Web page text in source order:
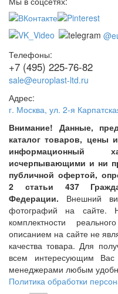
Телефоны:
+7 (495) 225-76-82
sale@europlast-ltd.ru
Адрес:
г. Москва, ул. 2-я
Внимание! Данные,
каталог товаров, цены
информационный
исчерпывающими и ни
публичной офертой,
2 статьи 437
Федерации. Внешний
фотографий на сайте.
комплектности
описанием на сайте не
качества товара. Для
всем интересующим
менеджерами любым
Политика обработки